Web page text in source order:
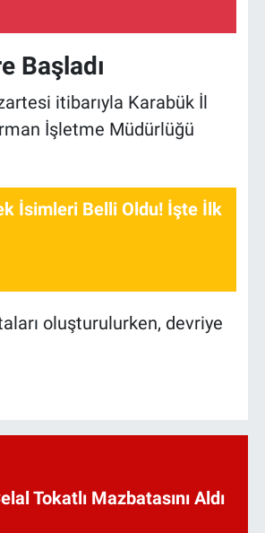
Başladı
itibarıyla Karabük İl
İşletme Müdürlüğü
İsimleri Belli Oldu! İşte İlk
oluşturulurken, devriye
Tokatlı Mazbatasını Aldı